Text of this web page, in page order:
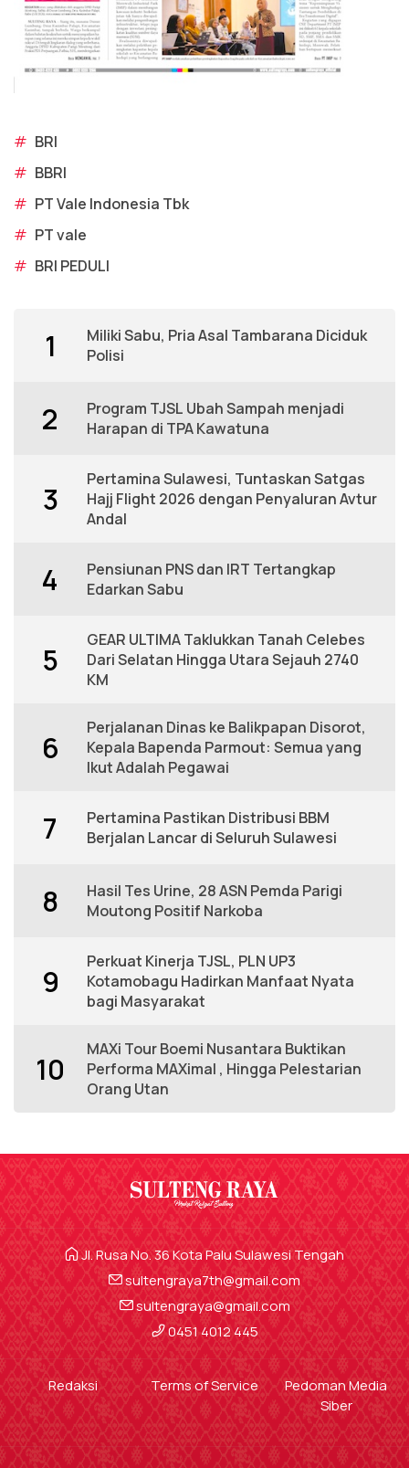
# BRI
# BBRI
# PT Vale Indonesia Tbk
# PT vale
# BRI PEDULI
1
Miliki Sabu, Pria Asal Tambarana Diciduk
Polisi
2
Program TJSL Ubah Sampah menjadi
Harapan di TPA Kawatuna
3
Pertamina Sulawesi, Tuntaskan Satgas
Hajj Flight 2026 dengan Penyaluran Avtur
Andal
4
Pensiunan PNS dan IRT Tertangkap
Edarkan Sabu
5
GEAR ULTIMA Taklukkan Tanah Celebes
Dari Selatan Hingga Utara Sejauh 2740
KM
6
Perjalanan Dinas ke Balikpapan Disorot,
Kepala Bapenda Parmout: Semua yang
Ikut Adalah Pegawai
7
Pertamina Pastikan Distribusi BBM
Berjalan Lancar di Seluruh Sulawesi
8
Hasil Tes Urine, 28 ASN Pemda Parigi
Moutong Positif Narkoba
9
Perkuat Kinerja TJSL, PLN UP3
Kotamobagu Hadirkan Manfaat Nyata
bagi Masyarakat
10
MAXi Tour Boemi Nusantara Buktikan
Performa MAXimal , Hingga Pelestarian
Orang Utan
Jl. Rusa No. 36 Kota Palu Sulawesi Tengah
sultengraya7th@gmail.com
sultengraya@gmail.com
0451 4012 445
Redaksi Terms of Service
Pedoman Media
Siber